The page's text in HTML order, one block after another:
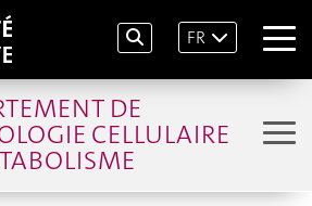
FR
DE
CELLULAIRE